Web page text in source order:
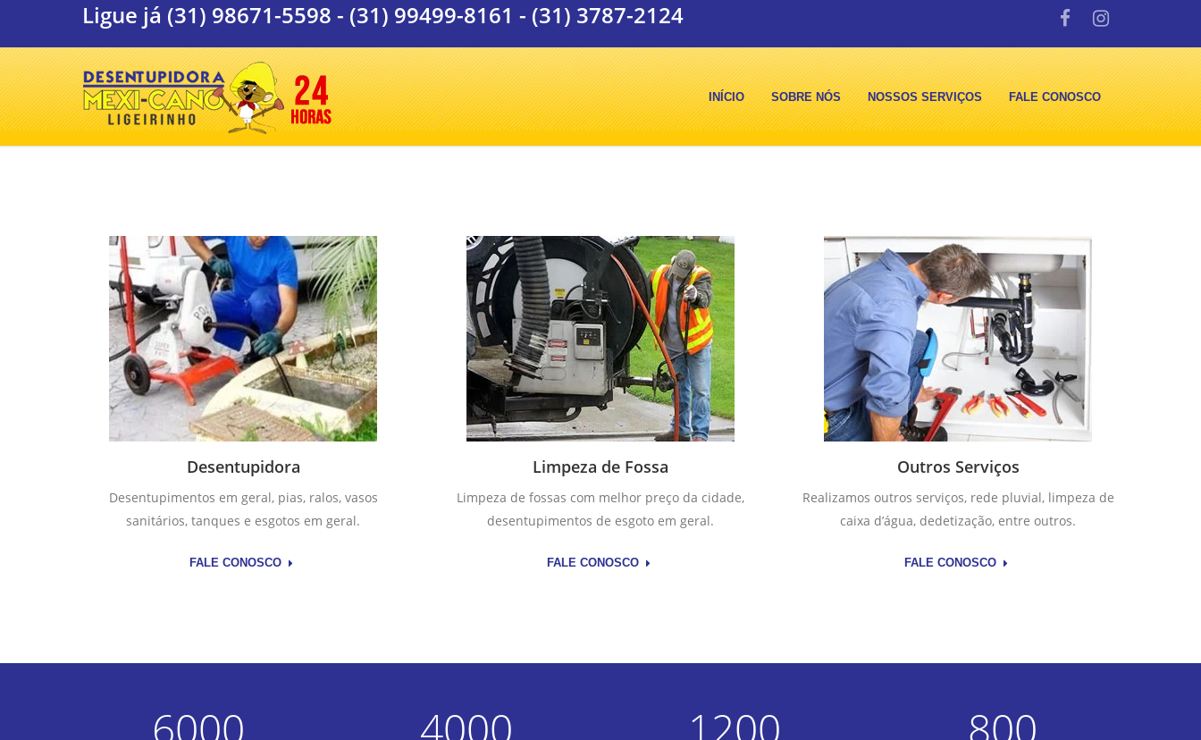
Ligue já (31) 98671-5598 - (31) 99499-8161 - (31) 3787-2124
INÍCIO SOBRE NÓS NOSSOS SERVIÇOS FALE CONOSCO
Desentupidora
Desentupimentos em geral, pias, ralos, vasos
sanitários, tanques e esgotos em geral.
FALE CONOSCO
Limpeza de Fossa
Limpeza de fossas com melhor preço da cidade,
desentupimentos de esgoto em geral.
FALE CONOSCO
Outros Serviços
Realizamos outros serviços, rede pluvial, limpeza de
caixa d’água, dedetização, entre outros.
FALE CONOSCO
6000 4000 1200 800